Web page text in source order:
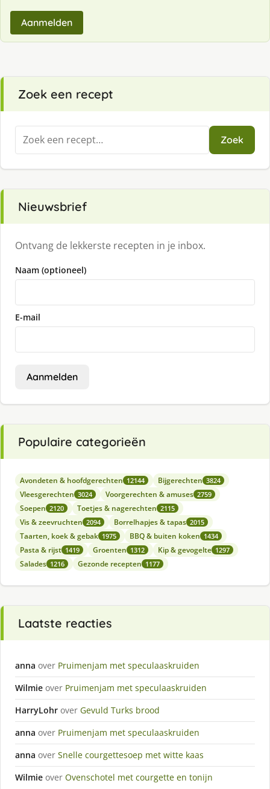
Aanmelden
Zoek een recept
Zoeken
naar:
Zoek
Nieuwsbrief
Ontvang de lekkerste recepten in je inbox.
Naam (optioneel)
E-mail
Aanmelden
Populaire categorieën
Avondeten & hoofdgerechten 12144 Bijgerechten 3824
Vleesgerechten 3024 Voorgerechten & amuses 2759
Soepen 2120 Toetjes & nagerechten 2115
Vis & zeevruchten 2094 Borrelhapjes & tapas 2015
Taarten, koek & gebak 1975 BBQ & buiten koken 1434
Pasta & rijst 1419 Groenten 1312 Kip & gevogelte 1297
Salades 1216 Gezonde recepten 1177
Laatste reacties
anna over Pruimenjam met speculaaskruiden
Wilmie over Pruimenjam met speculaaskruiden
HarryLohr over Gevuld Turks brood
anna over Pruimenjam met speculaaskruiden
anna over Snelle courgettesoep met witte kaas
Wilmie over Ovenschotel met courgette en tonijn